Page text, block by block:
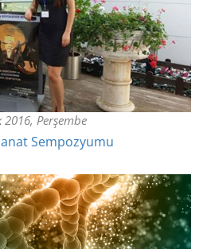
2016, Perşembe
Sempozyumu